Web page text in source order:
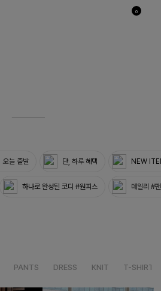
0
오늘 출발 단, 하루 혜택 NEW
하나로 완성된 코디 #원피스 데일리 #
PANTS DRESS KNIT T-SHIRT